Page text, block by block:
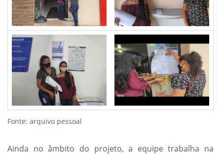
Fonte: arquivo pessoal
Ainda no âmbito do projeto, a equipe trabalha na